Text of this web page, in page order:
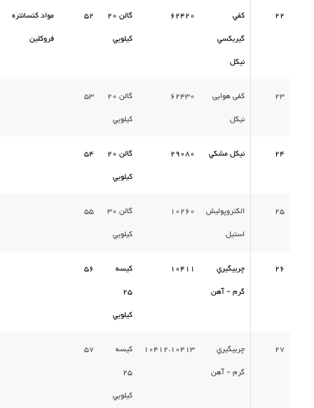
22
كفي
گيربكسي
نیکل
62420
گالن 20
كيلويي
52
مواد كنسانتره
فروكلين
23
کفی هوایی
نیکل
62430
گالن 20
كيلويي
53
24 نيكل مشكي 29080
گالن 20
كيلويي
54
25
الكتروپوليش
استيل
10260
گالن 30
كيلويي
55
26
چربيگيري
گرم - آهن
10411
كيسه
25
كيلويي
56
27
چربيگيري
گرم - آهن
10412.10413
كيسه
25
كيلويي
57